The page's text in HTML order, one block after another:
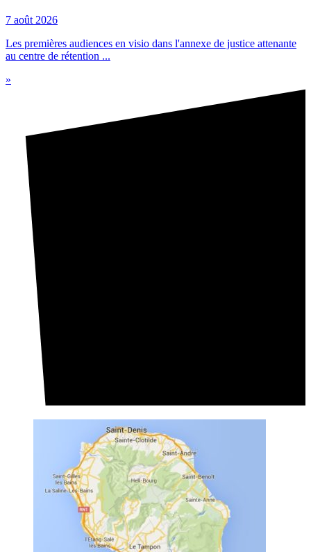
7 août 2026
Les premières audiences en visio dans l'annexe de justice attenante
au centre de rétention ...
»